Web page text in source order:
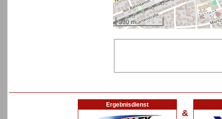
300 m
Ergebnisdienst
&